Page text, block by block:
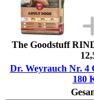
The Goodstuff
Dr. Weyrauch Nr. 4
180